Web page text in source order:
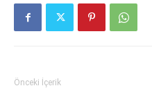
Önceki İçerik